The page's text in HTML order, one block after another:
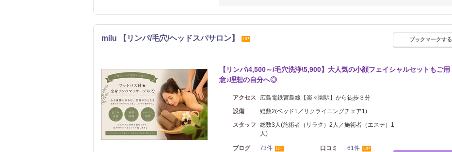
milu 【リンパ/毛穴/ヘッドスパサロン】 UP ブックマークする
【リンパ\4,500～/毛穴洗浄\5,900】大人気の小顔フェイシャルセットもご用
意♪理想の自分へ◎
アクセス
広島電鉄宮島線【楽々園駅】から徒歩３分
設備
総数2(ベッド1／リクライニングチェア1)
スタッフ
総数3人(施術者（リラク）2人／施術者（エステ）1
人)
ブログ 73件 UP 口コミ 61件 UP